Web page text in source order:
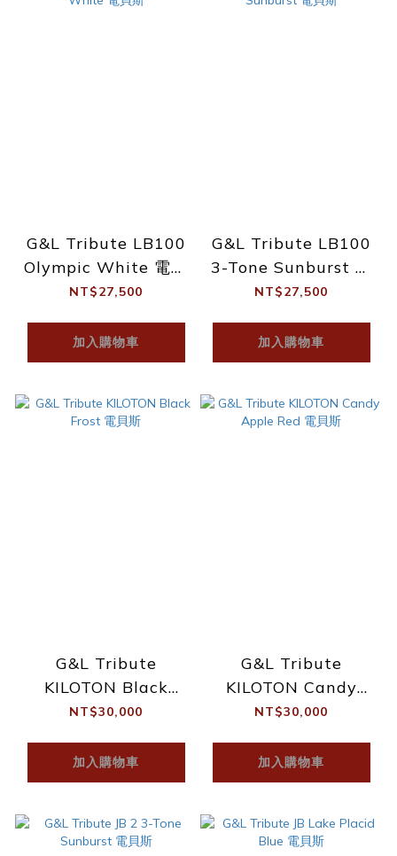
G&L Tribute LB100
Olympic White 電貝
斯
NT$27,500
加入購物車
G&L Tribute LB100
3-Tone Sunburst 電
貝斯
NT$27,500
加入購物車
G&L Tribute
KILOTON Black
Frost 電貝斯
NT$30,000
加入購物車
G&L Tribute
KILOTON Candy
Apple Red 電貝斯
NT$30,000
加入購物車